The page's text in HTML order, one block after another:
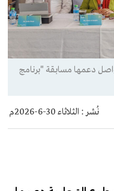
دعمها مسابقة "برنامج
نُشر : الثلاثاء 30-6-2026م